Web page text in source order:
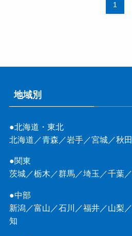
1
地域別
●北海道・東北
北海道 ／青森 ／岩手／宮城／秋田
●関東
茨城／栃木 ／群馬／埼玉 ／千葉／
●中部
新潟／富山 ／石川 ／福井／山梨 ／
知